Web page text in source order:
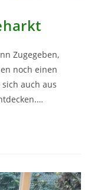
Zugegeben,
noch einen
auch aus